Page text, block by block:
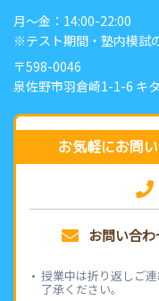
月〜金：14:00-22:00
※テスト期間・塾内模試
〒598-0046
泉佐野市羽倉崎1-1-6 キ
お気軽にお問
お問い合わ
授業中は折り返しご
了承ください。